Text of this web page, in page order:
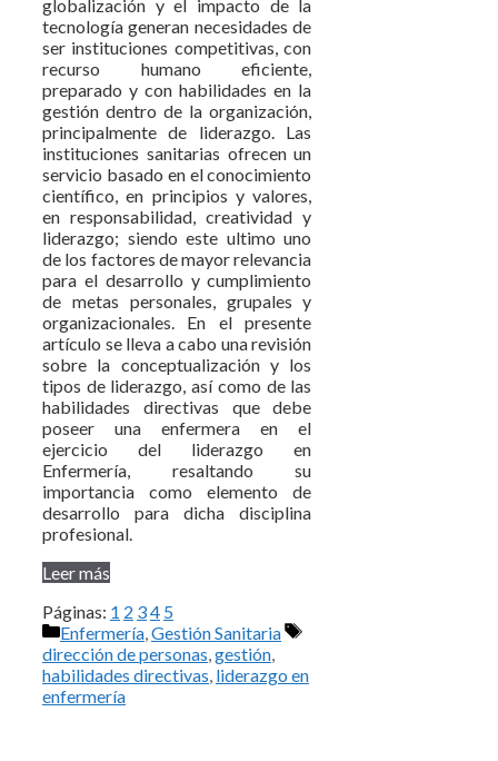
globalización y el impacto de la
tecnología generan necesidades de
ser instituciones competitivas, con
recurso humano eficiente,
preparado y con habilidades en la
gestión dentro de la organización,
principalmente de liderazgo. Las
instituciones sanitarias ofrecen un
servicio basado en el conocimiento
científico, en principios y valores,
en responsabilidad, creatividad y
liderazgo; siendo este ultimo uno
de los factores de mayor relevancia
para el desarrollo y cumplimiento
de metas personales, grupales y
organizacionales. En el presente
artículo se lleva a cabo una revisión
sobre la conceptualización y los
tipos de liderazgo, así como de las
habilidades directivas que debe
poseer una enfermera en el
ejercicio del liderazgo en
Enfermería, resaltando su
importancia como elemento de
desarrollo para dicha disciplina
profesional.
Leer más
Páginas: 1 2 34 5
Categorías
Enfermería Gestión Sanitaria
Etiquetas
dirección de personas gestión
habilidades directivas liderazgo en
enfermería